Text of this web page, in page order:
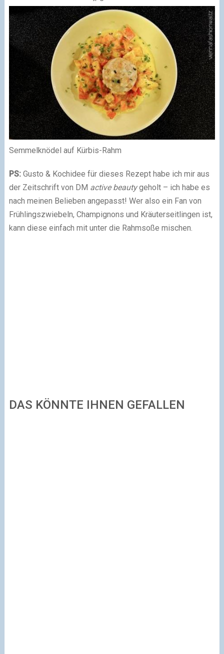
Semmelknödel auf Kürbis-Rahm
PS: Gusto & Kochidee für dieses Rezept habe ich mir aus
der Zeitschrift von DM active beautygeholt – ich habe es
nach meinen Belieben angepasst! Wer also ein Fan von
Frühlingszwiebeln, Champignons und Kräuterseitlingen ist,
kann diese einfach mit unter die Rahmsoße mischen.
DAS KÖNNTE IHNEN GEFALLEN